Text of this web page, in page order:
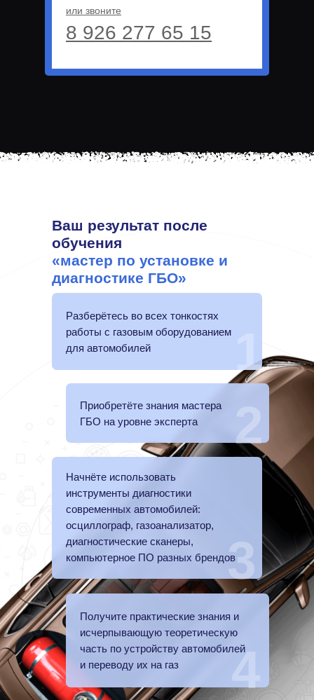
или звоните
8 926 277 65 15
Ваш результат после
обучения
«мастер по установке и
диагностике ГБО»
Разберётесь во всех тонкостях
работы с газовым оборудованием
для автомобилей
4
3
2
1
Приобретёте знания мастера
ГБО на уровне эксперта
Начнёте использовать
инструменты диагностики
современных автомобилей:
осциллограф, газоанализатор,
диагностические сканеры,
компьютерное ПО разных брендов
Получите практические знания и
исчерпывающую теоретическую
часть по устройству автомобилей
и переводу их на газ